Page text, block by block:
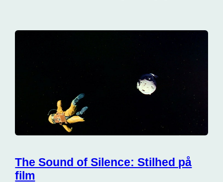
The Sound of Silence: Stilhed på
film